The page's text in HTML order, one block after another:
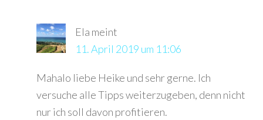
Ela meint
11. April 2019 um 11:06
Mahalo liebe Heike und sehr gerne. Ich
versuche alle Tipps weiterzugeben, denn nicht
nur ich soll davon profitieren.